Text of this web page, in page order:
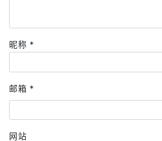
昵称 *
邮箱 *
网站